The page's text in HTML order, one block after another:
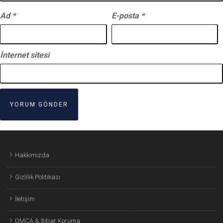
Ad * E-posta *
İnternet sitesi
Hakkımızda
Gizlilik Politikası
İletişim
DMCA & İtibar Koruma